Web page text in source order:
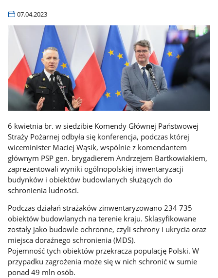
07.04.2023
6 kwietnia br. w siedzibie Komendy Głównej Państwowej
Straży Pożarnej odbyła się konferencja, podczas której
wiceminister Maciej Wąsik, wspólnie z komendantem
głównym PSP gen. brygadierem Andrzejem Bartkowiakiem,
zaprezentowali wyniki ogólnopolskiej inwentaryzacji
budynków i obiektów budowlanych służących do
schronienia ludności.
Podczas działań strażaków zinwentaryzowano 234 735
obiektów budowlanych na terenie kraju. Sklasyfikowane
zostały jako budowle ochronne, czyli schrony i ukrycia oraz
miejsca doraźnego schronienia (MDS).
Pojemność tych obiektów przekracza populację Polski. W
przypadku zagrożenia może się w nich schronić w sumie
ponad 49 mln osób.